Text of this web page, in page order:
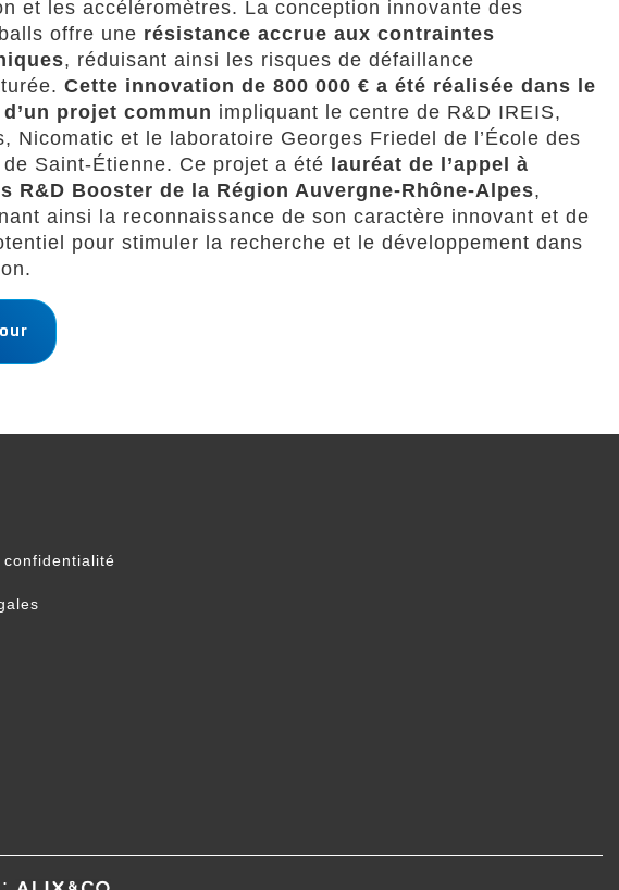
et les accéléromètres. La conception innovante des
offre une résistance accrue aux contraintes
, réduisant ainsi les risques de défaillance
Cette innovation de 800 000 € a été réalisée dans le
projet commun impliquant le centre de R&D IREIS,
Nicomatic et le laboratoire Georges Friedel de l’École des
de Saint-Étienne. Ce projet a été
lauréat de l’appel à
R&D Booster de la Région Auvergne-Rhône-Alpes,
ainsi la reconnaissance de son caractère innovant et de
pour stimuler la recherche et le développement dans
confidentialité